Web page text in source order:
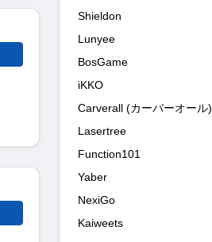
Shieldon
Lunyee
BosGame
iKKO
Carverall (カーバーオール)
Lasertree
Function101
Yaber
NexiGo
Kaiweets